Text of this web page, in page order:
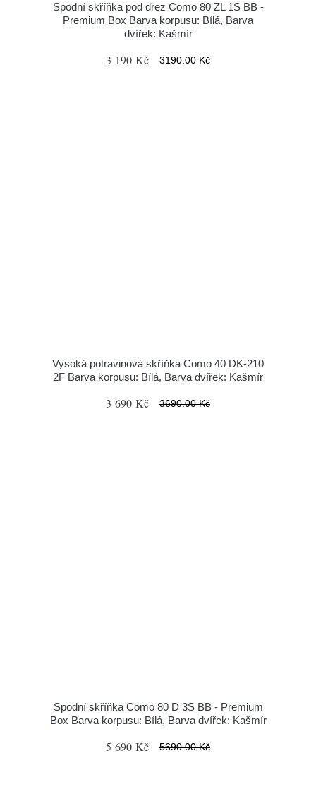
Spodní skříňka pod dřez Como 80 ZL 1S BB -
Premium Box Barva korpusu: Bílá, Barva
dvířek: Kašmír
3 190 Kč 3190.00 Kč
Vysoká potravinová skříňka Como 40 DK-210
2F Barva korpusu: Bílá, Barva dvířek: Kašmír
3 690 Kč 3690.00 Kč
Spodní skříňka Como 80 D 3S BB - Premium
Box Barva korpusu: Bílá, Barva dvířek: Kašmír
5 690 Kč 5690.00 Kč